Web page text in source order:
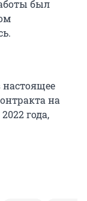
был
настоящее
на
года,